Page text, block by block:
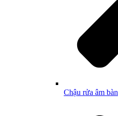
Chậu rửa âm bàn